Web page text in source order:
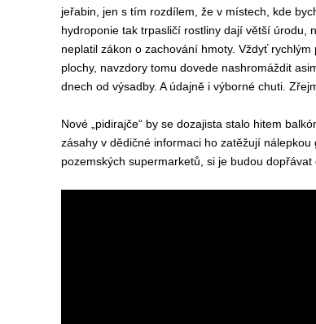
jeřabin, jen s tím rozdílem, že v místech, kde
hydroponie tak trpasličí rostliny dají větší úrodu,
neplatil zákon o zachování hmoty. Vždyť
plochy, navzdory tomu dovede nashromáždit
dnech od výsadby. A údajně i výborné chuti.
Nové „pidirajče“ by se dozajista stalo hitem
zásahy v dědičné informaci ho zatěžují
pozemských supermarketů, si je budou